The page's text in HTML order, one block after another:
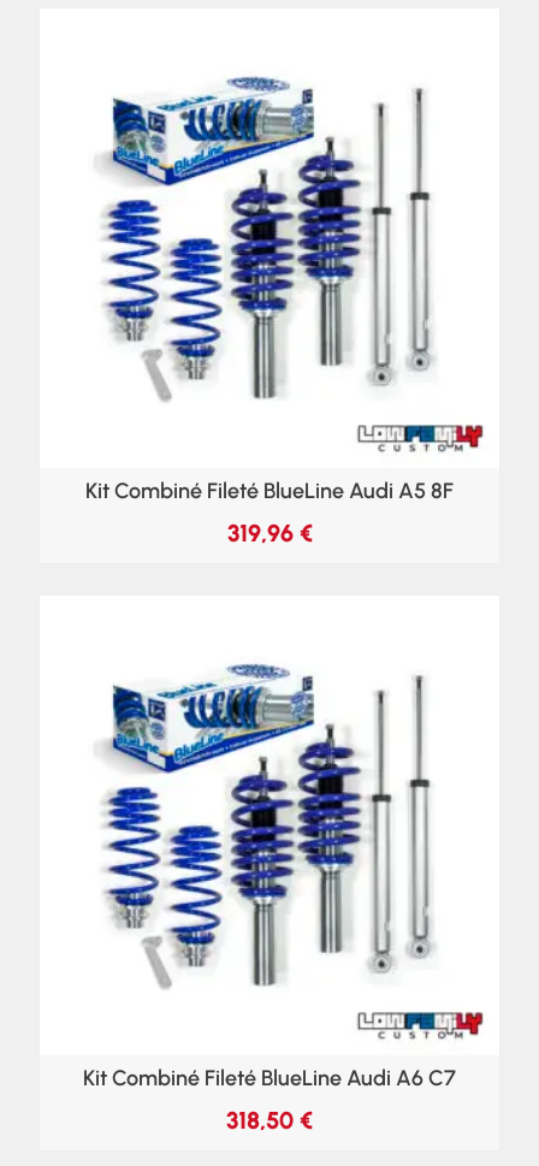
Kit Combiné Fileté BlueLine Audi A5 8F
319,96 €
Kit Combiné Fileté BlueLine Audi A6 C7
318,50 €